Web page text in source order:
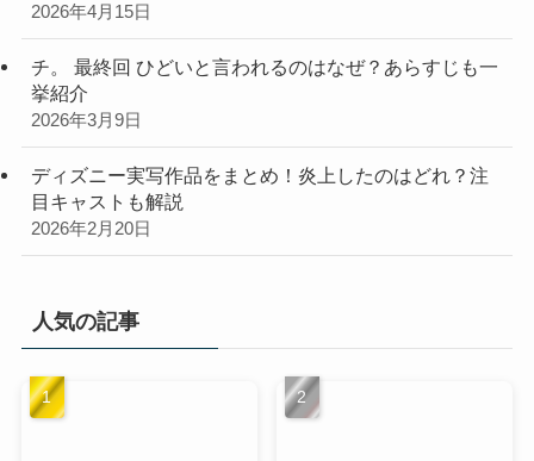
2026年4月15日
チ。 最終回 ひどいと言われるのはなぜ？あらすじも一
挙紹介
2026年3月9日
ディズニー実写作品をまとめ！炎上したのはどれ？注
目キャストも解説
2026年2月20日
人気の記事